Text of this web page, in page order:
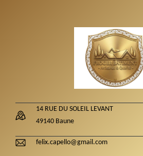
14 RUE DU SOLEIL LEVANT
49140 Baune
felix.capello@gmail.com